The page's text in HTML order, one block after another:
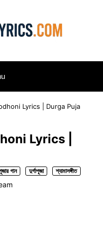
Lyrics | Durga Puja
Lyrics |
গান দুর্গাপূজা শ্যামাসঙ্গীত